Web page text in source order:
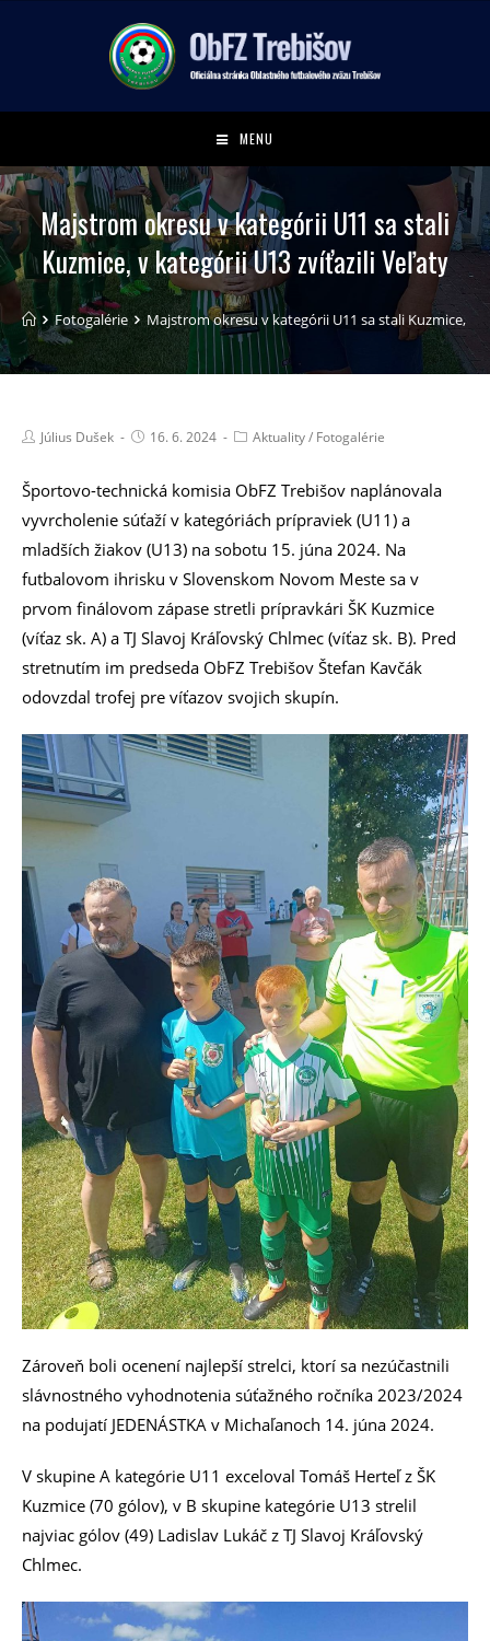
MENU
Majstrom okresu v kategórii U11 sa stali
Kuzmice, v kategórii U13 zvíťazili Veľaty
Fotogalérie Majstrom okresu v kategórii U11 sa stali Kuzmice, v
Július Dušek 16. 6. 2024 Aktuality/ Fotogalérie
Športovo-technická komisia ObFZ Trebišov naplánovala
vyvrcholenie súťaží v kategóriách prípraviek (U11) a
mladších žiakov (U13) na sobotu 15. júna 2024. Na
futbalovom ihrisku v Slovenskom Novom Meste sa v
prvom finálovom zápase stretli prípravkári ŠK Kuzmice
(víťaz sk. A) a TJ Slavoj Kráľovský Chlmec (víťaz sk. B). Pred
stretnutím im predseda ObFZ Trebišov Štefan Kavčák
odovzdal trofej pre víťazov svojich skupín.
Zároveň boli ocenení najlepší strelci, ktorí sa nezúčastnili
slávnostného vyhodnotenia súťažného ročníka 2023/2024
na podujatí JEDENÁSTKA v Michaľanoch 14. júna 2024.
V skupine A kategórie U11 exceloval Tomáš Herteľ z ŠK
Kuzmice (70 gólov), v B skupine kategórie U13 strelil
najviac gólov (49) Ladislav Lukáč z TJ Slavoj Kráľovský
Chlmec.